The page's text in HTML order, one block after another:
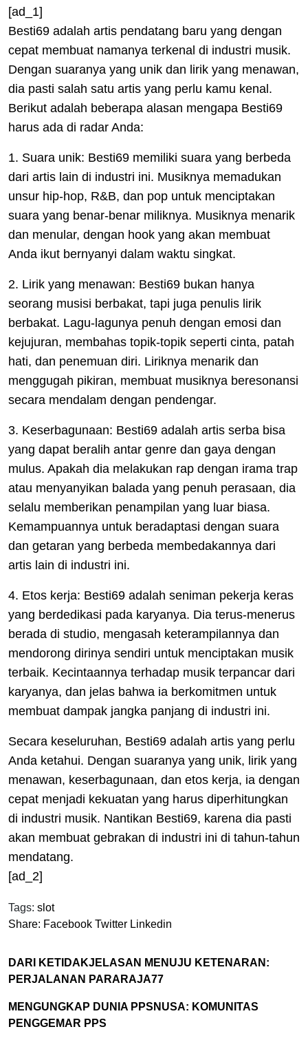
[ad_1]
Besti69 adalah artis pendatang baru yang dengan
cepat membuat namanya terkenal di industri musik.
Dengan suaranya yang unik dan lirik yang menawan,
dia pasti salah satu artis yang perlu kamu kenal.
Berikut adalah beberapa alasan mengapa Besti69
harus ada di radar Anda:
1. Suara unik: Besti69 memiliki suara yang berbeda
dari artis lain di industri ini. Musiknya memadukan
unsur hip-hop, R&B, dan pop untuk menciptakan
suara yang benar-benar miliknya. Musiknya menarik
dan menular, dengan hook yang akan membuat
Anda ikut bernyanyi dalam waktu singkat.
2. Lirik yang menawan: Besti69 bukan hanya
seorang musisi berbakat, tapi juga penulis lirik
berbakat. Lagu-lagunya penuh dengan emosi dan
kejujuran, membahas topik-topik seperti cinta, patah
hati, dan penemuan diri. Liriknya menarik dan
menggugah pikiran, membuat musiknya beresonansi
secara mendalam dengan pendengar.
3. Keserbagunaan: Besti69 adalah artis serba bisa
yang dapat beralih antar genre dan gaya dengan
mulus. Apakah dia melakukan rap dengan irama trap
atau menyanyikan balada yang penuh perasaan, dia
selalu memberikan penampilan yang luar biasa.
Kemampuannya untuk beradaptasi dengan suara
dan getaran yang berbeda membedakannya dari
artis lain di industri ini.
4. Etos kerja: Besti69 adalah seniman pekerja keras
yang berdedikasi pada karyanya. Dia terus-menerus
berada di studio, mengasah keterampilannya dan
mendorong dirinya sendiri untuk menciptakan musik
terbaik. Kecintaannya terhadap musik terpancar dari
karyanya, dan jelas bahwa ia berkomitmen untuk
membuat dampak jangka panjang di industri ini.
Secara keseluruhan, Besti69 adalah artis yang perlu
Anda ketahui. Dengan suaranya yang unik, lirik yang
menawan, keserbagunaan, dan etos kerja, ia dengan
cepat menjadi kekuatan yang harus diperhitungkan
di industri musik. Nantikan Besti69, karena dia pasti
akan membuat gebrakan di industri ini di tahun-tahun
mendatang.
[ad_2]
Tags: slot
Share: Facebook Twitter Linkedin
DARI KETIDAKJELASAN MENUJU KETENARAN:
PERJALANAN PARARAJA77
MENGUNGKAP DUNIA PPSNUSA: KOMUNITAS
PENGGEMAR PPS